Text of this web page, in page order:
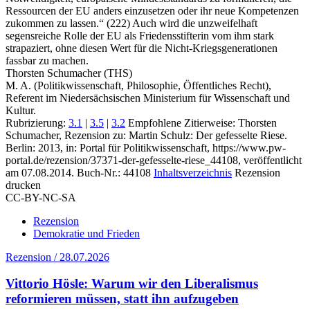
Ressourcen der EU anders einzusetzen oder ihr neue Kompetenzen
zukommen zu lassen.“ (222) Auch wird die unzweifelhaft
segensreiche Rolle der EU als Friedensstifterin vom ihm stark
strapaziert, ohne diesen Wert für die Nicht‑Kriegsgenerationen
fassbar zu machen.
Thorsten Schumacher (THS)
M. A. (Politikwissenschaft, Philosophie, Öffentliches Recht),
Referent im Niedersächsischen Ministerium für Wissenschaft und
Kultur.
Rubrizierung: 3.1 | 3.5 | 3.2 Empfohlene Zitierweise: Thorsten
Schumacher, Rezension zu: Martin Schulz: Der gefesselte Riese.
Berlin: 2013, in: Portal für Politikwissenschaft, https://www.pw-
portal.de/rezension/37371-der-gefesselte-riese_44108, veröffentlicht
am 07.08.2014. Buch-Nr.: 44108 Inhaltsverzeichnis Rezension
drucken
CC-BY-NC-SA
Rezension
Demokratie und Frieden
Rezension / 28.07.2026
Vittorio Hösle: Warum wir den Liberalismus
reformieren müssen, statt ihn aufzugeben